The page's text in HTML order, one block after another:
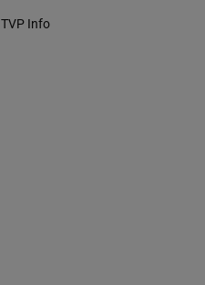
TVP Info